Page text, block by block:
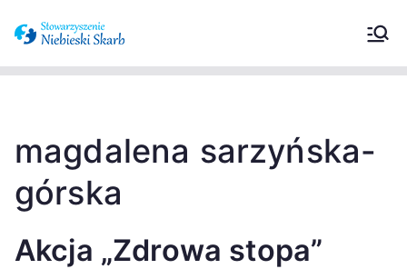
Stowarzyszeni
Skarb –
spektrum
Wspieramy osoby z zaburzeniami ze
spektrum autyzmu oraz ich
magdalena sarzyńska-
górska
Akcja „Zdrowa stopa”